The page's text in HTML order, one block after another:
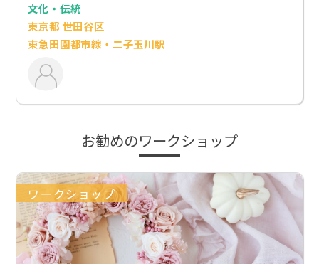
文化・伝統
東京都 世田谷区
東急田園都市線・二子玉川駅
お勧めのワークショップ
ワークショップ